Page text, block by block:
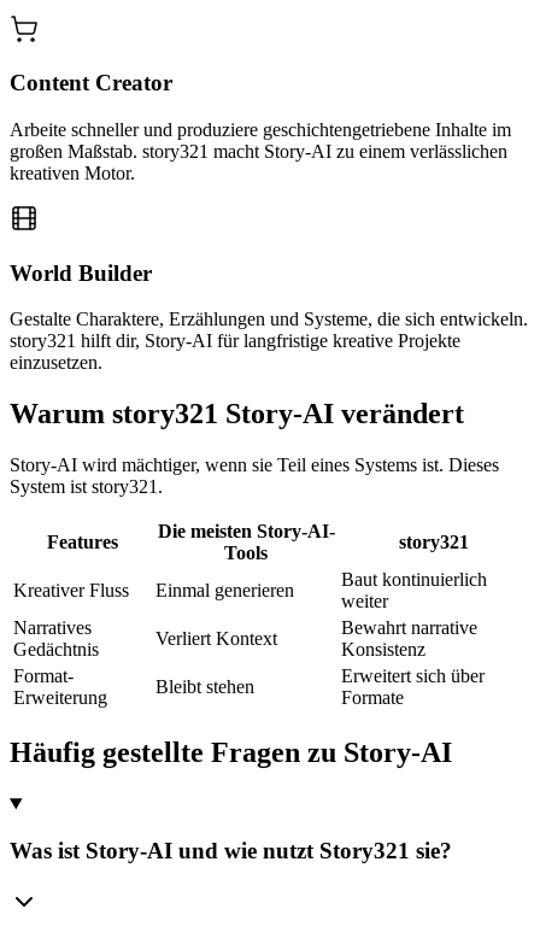
Content Creator
Arbeite schneller und produziere geschichtengetriebene Inhalte im
großen Maßstab. story321 macht Story-AI zu einem verlässlichen
kreativen Motor.
World Builder
Gestalte Charaktere, Erzählungen und Systeme, die sich entwickeln.
story321 hilft dir, Story-AI für langfristige kreative Projekte
einzusetzen.
Warum story321 Story-AI verändert
Story-AI wird mächtiger, wenn sie Teil eines Systems ist. Dieses
System ist story321.
Features
Die meisten Story-AI-
Tools
story321
Kreativer Fluss Einmal generieren
Baut kontinuierlich
weiter
Narratives
Gedächtnis
Verliert Kontext
Bewahrt narrative
Konsistenz
Format-
Erweiterung
Bleibt stehen
Erweitert sich über
Formate
Häufig gestellte Fragen zu Story-AI
Was ist Story-AI und wie nutzt Story321 sie?